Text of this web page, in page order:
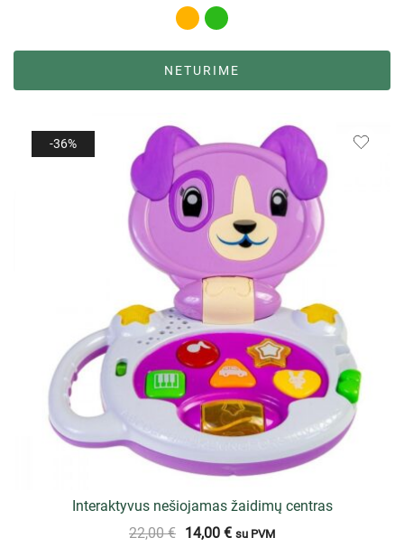
NETURIME
-36%
Interaktyvus nešiojamas žaidimų centras
22,00€ 14,00 € su PVM